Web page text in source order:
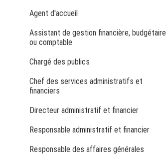
Agent d'accueil
Assistant de gestion financière, budgétaire
ou comptable
Chargé des publics
Chef des services administratifs et
financiers
Directeur administratif et financier
Responsable administratif et financier
Responsable des affaires générales